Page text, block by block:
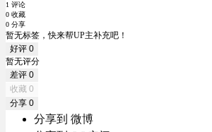
1 评论
0 收藏
0 分享
暂无标签，快来帮UP主补充吧！
好评 0
暂无评分
差评 0
收藏 0
分享 0
分享到 微博